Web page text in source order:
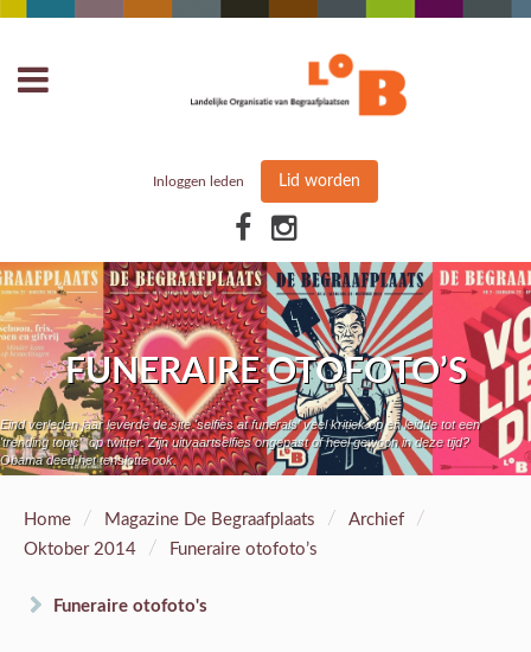
Inloggen leden Lid worden
FUNERAIRE OTOFOTO’S
Eind verleden jaar leverde de site 'selfies at funerals' veel kritiek op en leidde tot een
'trending topic' op twitter. Zijn uitvaartselfies ongepast of heel gewoon in deze tijd?
Obama deed het tenslotte ook.
Home / Magazine De Begraafplaats / Archief /
Oktober 2014 / Funeraire otofoto’s
Funeraire otofoto's